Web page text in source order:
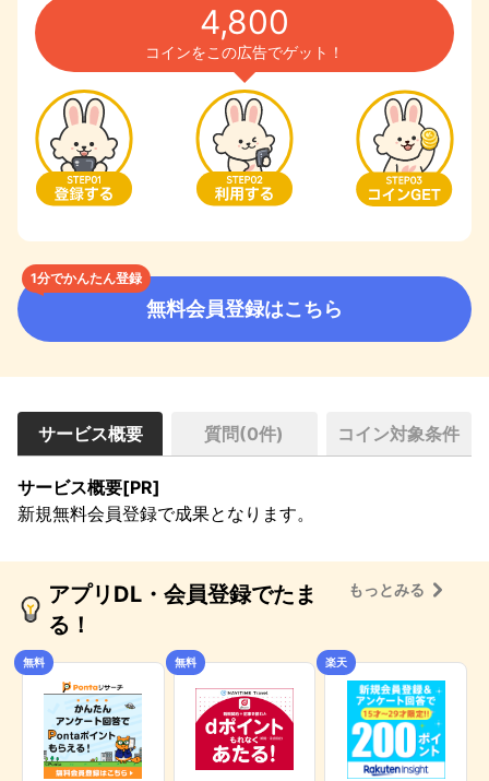
4,800
コインをこの広告でゲット！
1分でかんたん登録
無料会員登録はこちら
サービス概要 質問(0件) コイン対象条件
サービス概要[PR]
新規無料会員登録で成果となります。
アプリDL・会員登録でたま
る！
もっとみる
無料 無料 楽天